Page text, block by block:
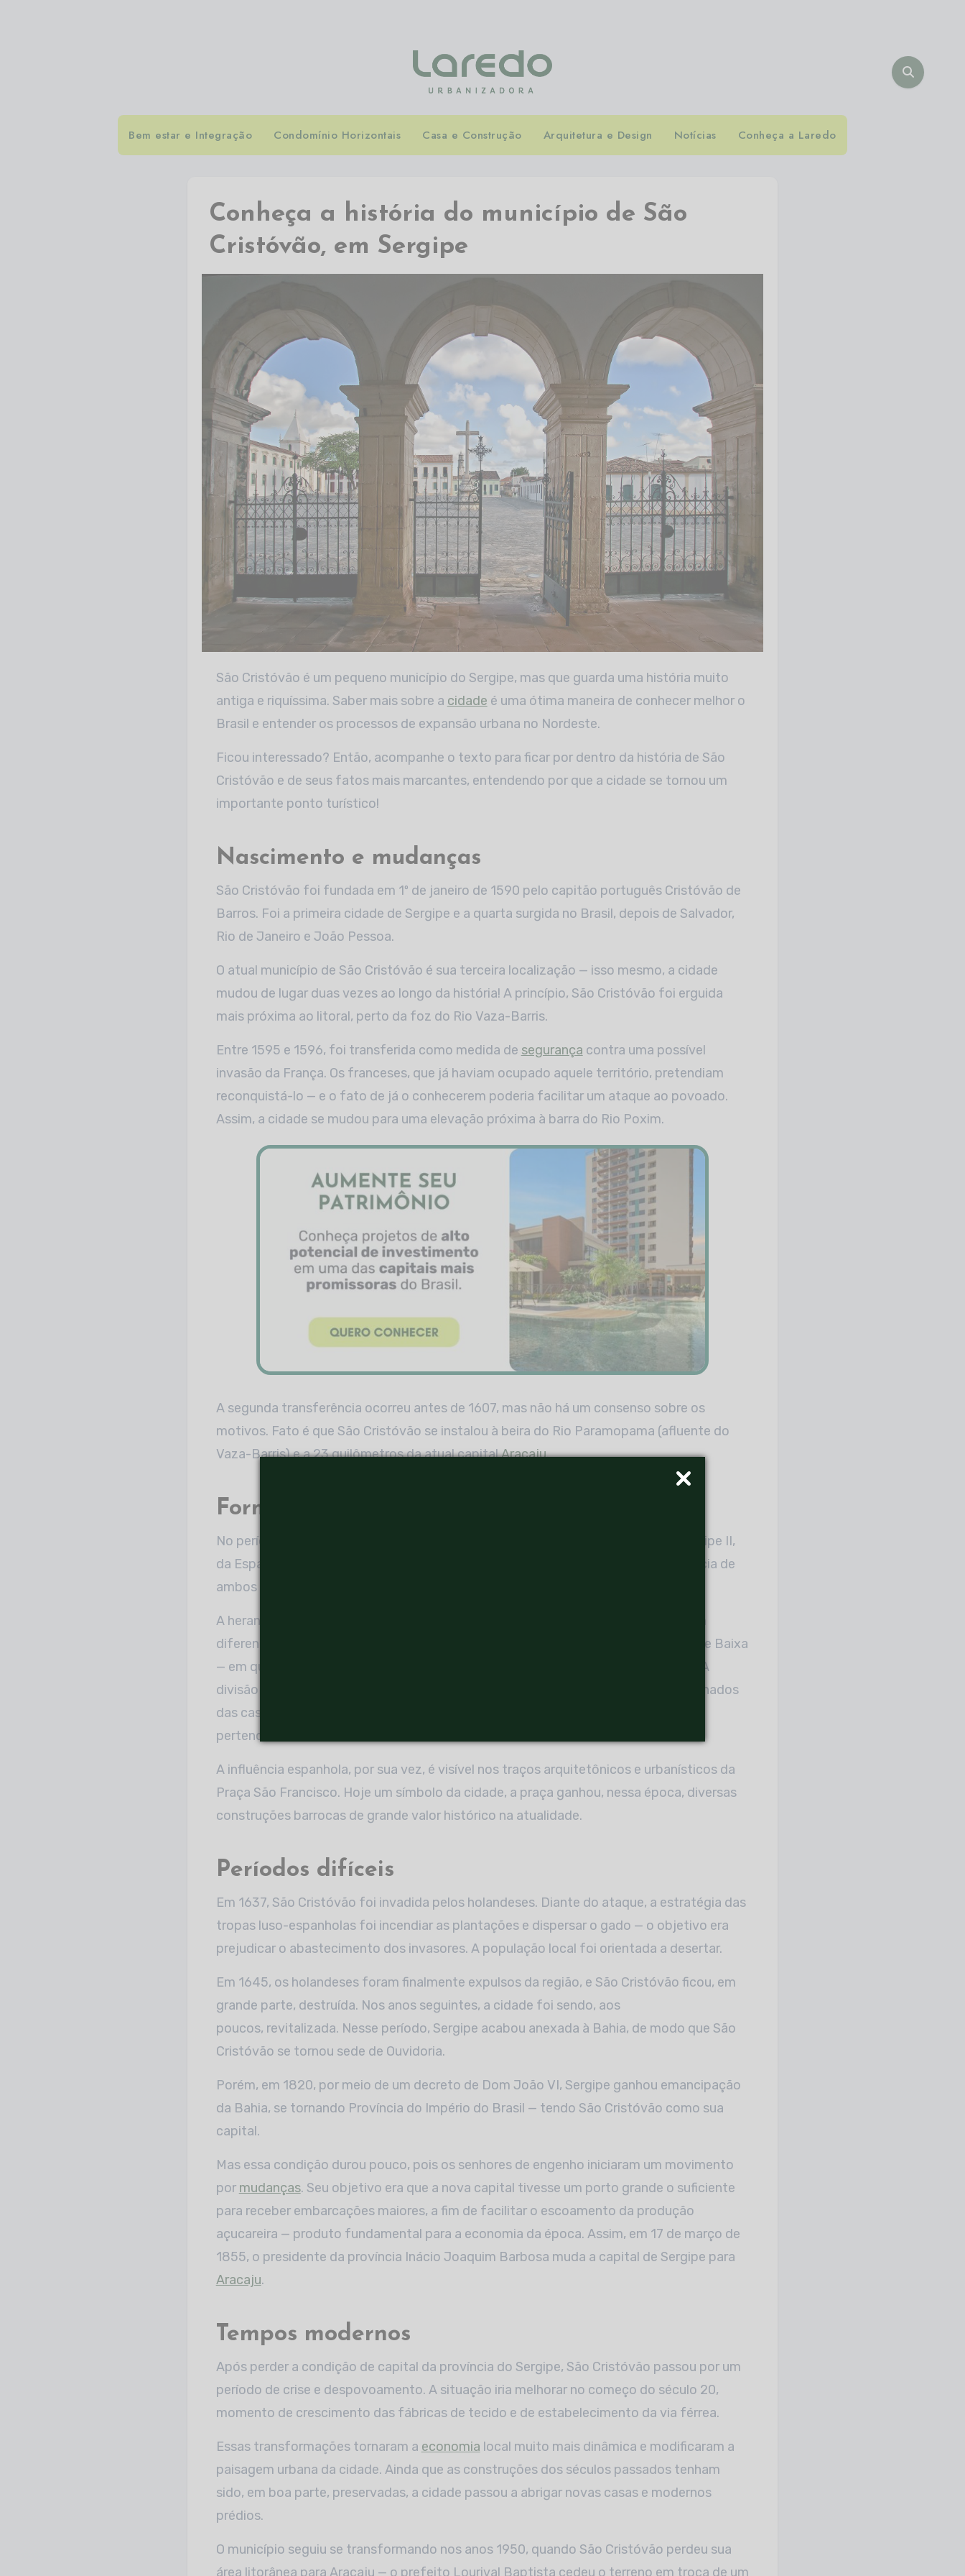
Bem estar e Integração Condomínio Horizontais Casa e Construção Arquitetura e Design Notícias Conheça a Laredo
Conheça a história do município de São
Cristóvão, em Sergipe
São Cristóvão é um pequeno município do Sergipe, mas que guarda uma história muito
antiga e riquíssima. Saber mais sobre a cidade é uma ótima maneira de conhecer melhor o
Brasil e entender os processos de expansão urbana no Nordeste.
Ficou interessado? Então, acompanhe o texto para ficar por dentro da história de São
Cristóvão e de seus fatos mais marcantes, entendendo por que a cidade se tornou um
importante ponto turístico!
Nascimento e mudanças
São Cristóvão foi fundada em 1º de janeiro de 1590 pelo capitão português Cristóvão de
Barros. Foi a primeira cidade de Sergipe e a quarta surgida no Brasil, depois de Salvador,
Rio de Janeiro e João Pessoa.
O atual município de São Cristóvão é sua terceira localização — isso mesmo, a cidade
mudou de lugar duas vezes ao longo da história! A princípio, São Cristóvão foi erguida
mais próxima ao litoral, perto da foz do Rio Vaza-Barris.
Entre 1595 e 1596, foi transferida como medida de segurança contra uma possível
invasão da França. Os franceses, que já haviam ocupado aquele território, pretendiam
reconquistá-lo — e o fato de já o conhecerem poderia facilitar um ataque ao povoado.
Assim, a cidade se mudou para uma elevação próxima à barra do Rio Poxim.
A segunda transferência ocorreu antes de 1607, mas não há um consenso sobre os
motivos. Fato é que São Cristóvão se instalou à beira do Rio Paramopama (afluente do
Vaza-Barris) e a 23 quilômetros da atual capitalAracaju.
Formação da cidade
No período da fundação de São Cristóvão, Portugal estava sob domínio do Rei Felipe II,
da Espanha, durante a União Ibérica. Por isso mesmo, é possível observar a influência de
ambos os países na constituição urbana da cidade.
A herança portuguesa pode ser notada no modelo de cidade, com dois planos bem
diferentes: a Cidade Alta — onde ficava a sede do poder civil e religioso — e a Cidade Baixa
— em que se localizavam o porto e as fábricas e vivia a população de baixa renda. A
divisão social, tão marcante no Brasil Colônia, podia ser conferida também nos telhados
das casas locais: com suas tribeiras, beiras ou eiras, indicavam a que grupo social
pertencia o morador.
A influência espanhola, por sua vez, é visível nos traços arquitetônicos e urbanísticos da
Praça São Francisco. Hoje um símbolo da cidade, a praça ganhou, nessa época, diversas
construções barrocas de grande valor histórico na atualidade.
Períodos difíceis
Em 1637, São Cristóvão foi invadida pelos holandeses. Diante do ataque, a estratégia das
tropas luso-espanholas foi incendiar as plantações e dispersar o gado — o objetivo era
prejudicar o abastecimento dos invasores. A população local foi orientada a desertar.
Em 1645, os holandeses foram finalmente expulsos da região, e São Cristóvão ficou, em
grande parte, destruída. Nos anos seguintes, a cidade foi sendo, aos
poucos, revitalizada. Nesse período, Sergipe acabou anexada à Bahia, de modo que São
Cristóvão se tornou sede de Ouvidoria.
Porém, em 1820, por meio de um decreto de Dom João VI, Sergipe ganhou emancipação
da Bahia, se tornando Província do Império do Brasil — tendo São Cristóvão como sua
capital.
Mas essa condição durou pouco, pois os senhores de engenho iniciaram um movimento
por mudanças. Seu objetivo era que a nova capital tivesse um porto grande o suficiente
para receber embarcações maiores, a fim de facilitar o escoamento da produção
açucareira — produto fundamental para a economia da época. Assim, em 17 de março de
1855, o presidente da província Inácio Joaquim Barbosa muda a capital de Sergipe para
Aracaju.
Tempos modernos
Após perder a condição de capital da província do Sergipe, São Cristóvão passou por um
período de crise e despovoamento. A situação iria melhorar no começo do século 20,
momento de crescimento das fábricas de tecido e de estabelecimento da via férrea.
Essas transformações tornaram a economia local muito mais dinâmica e modificaram a
paisagem urbana da cidade. Ainda que as construções dos séculos passados tenham
sido, em boa parte, preservadas, a cidade passou a abrigar novas casas e modernos
prédios.
O município seguiu se transformando nos anos 1950, quando São Cristóvão perdeu sua
área litorânea para Aracaju — o prefeito Lourival Baptista cedeu o terreno em troca de um